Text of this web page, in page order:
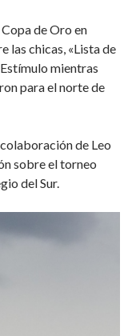
de Oro en
las chicas, «Lista de
mientras
para el norte de
de Leo
sobre el torneo
del Sur.